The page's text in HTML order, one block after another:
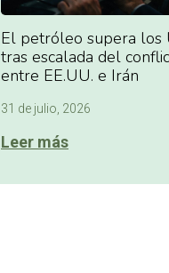
El petróleo supera los
tras escalada del
entre EE.UU. e Irán
31 de julio, 2026
Leer más